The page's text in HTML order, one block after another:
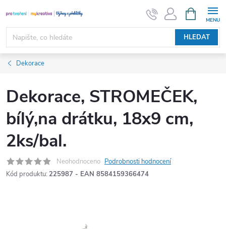
na
obsah
HLEDAT
NÁKUPNÍ
KOŠÍK
Dekorace
Dekorace, STROMEČEK,
bílý,na drátku, 18x9 cm,
2ks/bal.
Neohodnoceno Podrobnosti hodnocení
Kód produktu: 225987 - EAN 8584159366474